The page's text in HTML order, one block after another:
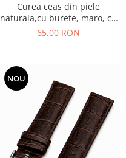
Curea ceas din piele
naturala,cu burete, maro, cu
catarama metalica
65,00 RON
NOU